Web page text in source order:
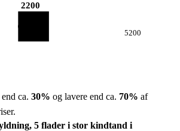
2200
5200
ca. 30% og lavere end ca. 70% af
5 flader i stor kindtand i